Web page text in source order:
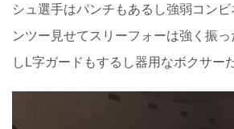
シュ選手はパンチもあるし強弱コン
ンツー見せてスリーフォーは強く振
しL字ガードもするし器用なボクサー